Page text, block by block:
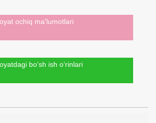
ochiq ma'lumotlari
bo‘sh ish o‘rinlari